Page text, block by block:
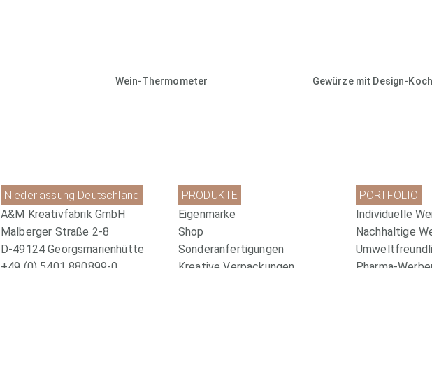
Wein-Thermometer Gewürze mit Design-
Niederlassung Deutschland
A&M Kreativfabrik GmbH
Malberger Straße 2-8
D-49124 Georgsmarienhütte
+49 (0) 5401 880899-0
PRODUKTE
Eigenmarke
Shop
Sonderanfertigungen
Kreative Verpackungen
PORTFOLIO
Individuelle
Nachhaltige
Pharma-